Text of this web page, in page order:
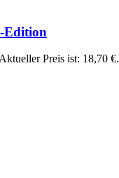
Edition
Preis ist: 18,70 €.